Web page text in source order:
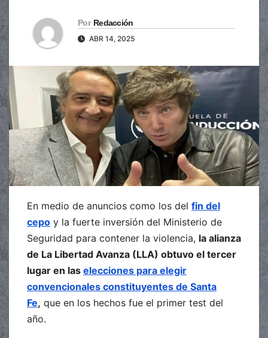
Por Redacción
ABR 14, 2025
En medio de anuncios como los del fin del
cepo y la fuerte inversión del Ministerio de
Seguridad para contener la violencia, la alianza
de La Libertad Avanza (LLA) obtuvo el tercer
lugar en las elecciones para elegir
convencionales constituyentes de Santa
Fe, que en los hechos fue el primer test del
año.